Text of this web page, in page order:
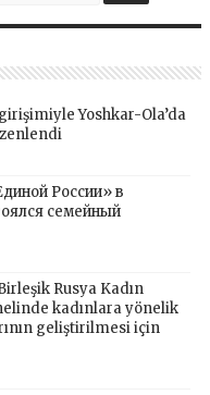
Yoshkar-Ola’da
России» в
семейный
Rusya Kadın
kadınlara yönelik
geliştirilmesi için